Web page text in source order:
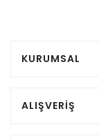
KURUMSAL
ALIŞVERİŞ